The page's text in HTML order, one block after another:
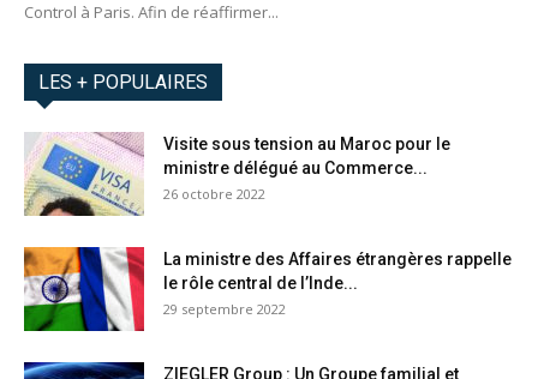
Control à Paris. Afin de réaffirmer...
LES + POPULAIRES
Visite sous tension au Maroc pour le
ministre délégué au Commerce...
26 octobre 2022
La ministre des Affaires étrangères rappelle
le rôle central de l’Inde...
29 septembre 2022
ZIEGLER Group : Un Groupe familial et